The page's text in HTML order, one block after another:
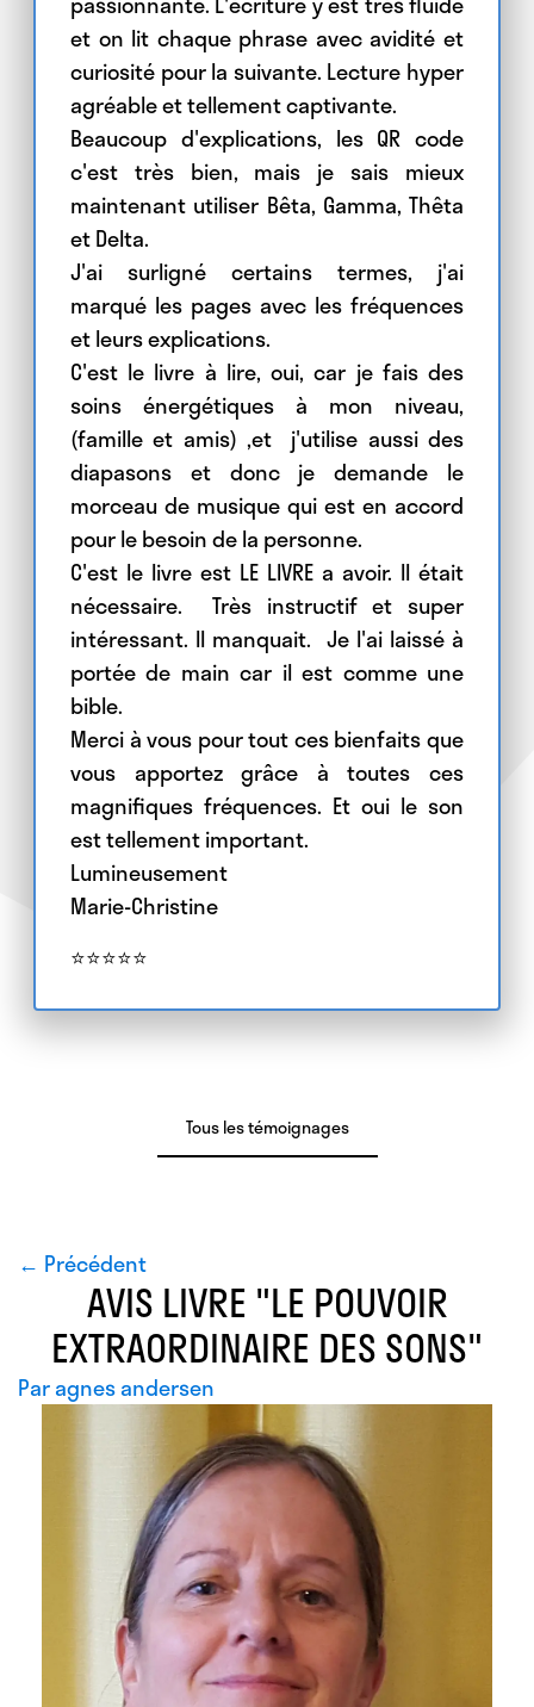
et on lit chaque phrase avec avidité et
curiosité pour la suivante. Lecture hyper
agréable et tellement captivante.
Beaucoup d'explications, les QR code
c'est très bien, mais je sais mieux
maintenant utiliser Bêta, Gamma, Thêta
et Delta.
J'ai surligné certains termes, j'ai
marqué les pages avec les fréquences
et leurs explications.
C'est le livre à lire, oui, car je fais des
soins énergétiques à mon niveau,
(famille et amis) ,et j'utilise aussi des
diapasons et donc je demande le
morceau de musique qui est en accord
pour le besoin de la personne.
C'est le livre est LE LIVRE a avoir. Il était
nécessaire. Très instructif et super
intéressant. Il manquait. Je l'ai laissé à
portée de main car il est comme une
bible.
Merci à vous pour tout ces bienfaits que
vous apportez grâce à toutes ces
magnifiques fréquences. Et oui le son
est tellement important.
Lumineusement
Marie-Christine
⭐⭐⭐⭐⭐
Tous les témoignages
← Précédent
AVIS LIVRE "LE POUVOIR
EXTRAORDINAIRE DES SONS"
Paragnes andersen